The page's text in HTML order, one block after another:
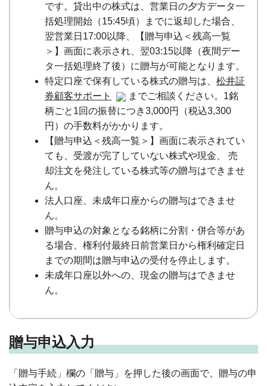
です。貸出中の株式は、営業日の夕方データ一
括処理開始（15:45頃）までに返却した場合、
翌営業日17:00以降、【贈与申込＜残高一覧
＞】画面に表示され、翌03:15以降（夜間デー
タ一括処理終了後）に贈与が可能となります。
特定口座で保有している株式の贈与は、 松井証
券顧客サポート
までご相談ください。1銘
柄ごと1回の振替につき3,000円（税込3,300
円）の手数料がかかります。
【贈与申込＜残高一覧＞】画面に表示されてい
ても、受渡が完了していない株式や現金、 売
却注文を発注している株式等の贈与はできませ
ん。
法人口座、未成年口座からの贈与はできませ
ん。
贈与申込の対象となる銘柄に分割・併合等があ
る場合、権利付最終日前営業日から権利確定日
までの期間は贈与申込の受付を停止します。
未成年口座以外への、現金の贈与はできませ
ん。
贈与申込入力
「贈与手続」欄の「贈与」を押した後の画面で、贈与の申